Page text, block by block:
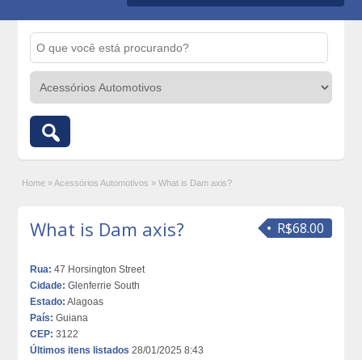
Home » Acessórios Automotivos » What is Dam axis?
R$68.00
What is Dam axis?
Rua: 47 Horsington Street
Cidade: Glenferrie South
Estado: Alagoas
País: Guiana
CEP: 3122
Últimos itens listados 28/01/2025 8:43